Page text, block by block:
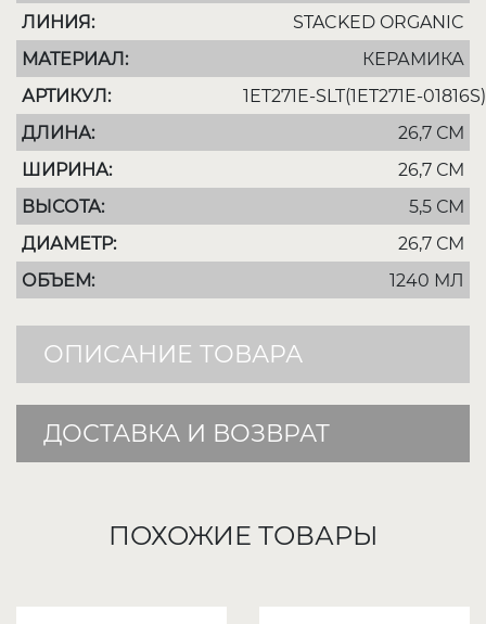
ЛИНИЯ:
STACKED ORGANIC
МАТЕРИАЛ:
КЕРАМИКА
АРТИКУЛ:
1ET271E-SLT(1ET271E-01816S)
ДЛИНА:
26,7 СМ
ШИРИНА:
26,7 СМ
ВЫСОТА:
5,5 СМ
ДИАМЕТР:
26,7 СМ
ОБЪЕМ:
1240 МЛ
ОПИСАНИЕ ТОВАРА
ДОСТАВКА И ВОЗВРАТ
ПОХОЖИЕ ТОВАРЫ